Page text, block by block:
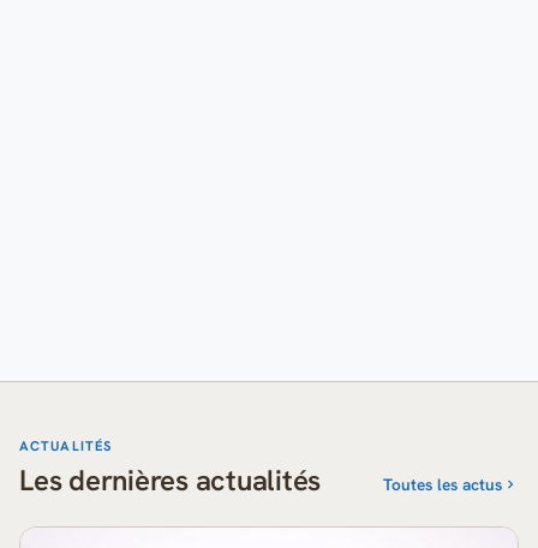
ACTUALITÉS
Les dernières actualités Toutes les actus